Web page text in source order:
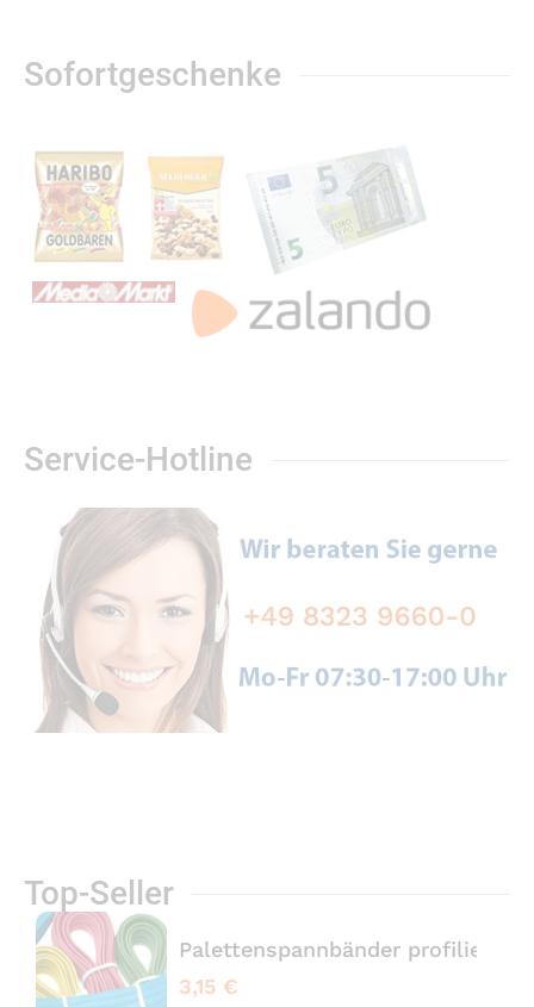
Sofortgeschenke
Service-Hotline
Top-Seller
Palettenspannbänder profiliert
3,15 €